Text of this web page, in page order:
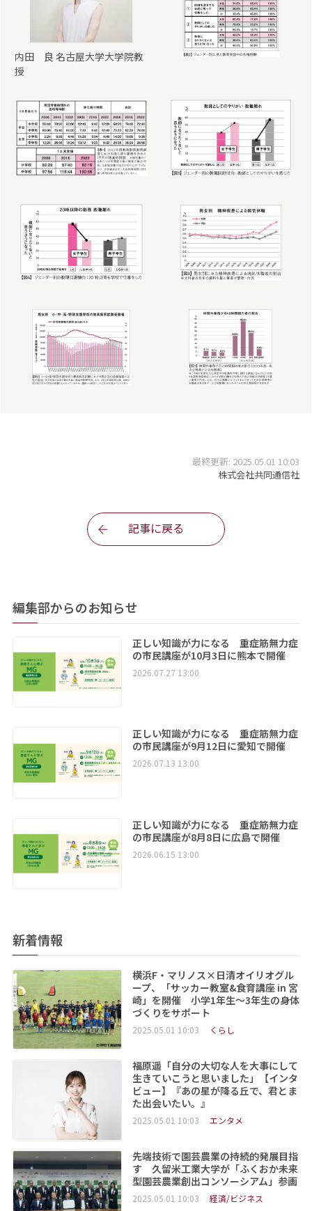
内田 良 名古屋大学大学院教
授
最終更新: 2025.05.01 10:03
株式会社共同通信社
記事に戻る
編集部からのお知らせ
正しい知識が力になる 重症筋無力症
の市民講座が10月3日に熊本で開催
2026.07.27 13:00
正しい知識が力になる 重症筋無力症
の市民講座が9月12日に愛知で開催
2026.07.13 13:00
正しい知識が力になる 重症筋無力症
の市民講座が8月8日に広島で開催
2026.06.15 13:00
新着情報
横浜F・マリノス×日清オイリオグル
ープ、「サッカー教室&食育講座 in 宮
崎」を開催 小学1年生～3年生の身体
づくりをサポート
2025.05.01 10:03 くらし
福原遥「自分の大切な人を大事にして
生きていこうと思いました」【インタ
ビュー】『あの星が降る丘で、君とま
た出会いたい。』
2025.05.01 10:03 エンタメ
先端技術で園芸農業の持続的発展目指
す 久留米工業大学が「ふくおか未来
型園芸農業創出コンソーシアム」参画
2025.05.01 10:03 経済/ビジネス